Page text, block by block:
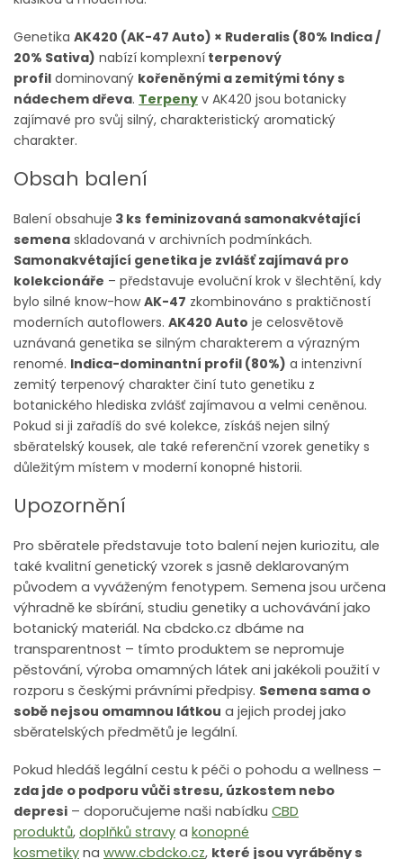
Genetika AK420 (AK-47 Auto) × Ruderalis (80% Indica /
20% Sativa) nabízí komplexní terpenový
profil dominovaný kořeněnými a zemitými tóny s
nádechem dřeva. Terpeny v AK420 jsou botanicky
zajímavé pro svůj silný, charakteristický aromatický
charakter.
Obsah balení
Balení obsahuje 3 ks feminizovaná samonakvétající
semena skladovaná v archivních podmínkách.
Samonakvétající genetika je zvlášť zajímavá pro
kolekcionáře – představuje evoluční krok v šlechtění, kdy
bylo silné know-howAK-47 zkombinováno s praktičností
moderních autoflowers. AK420 Auto je celosvětově
uznávaná genetika se silným charakterem a výrazným
renomé. Indica-dominantní profil (80%) a intenzivní
zemitý terpenový charakter činí tuto genetiku z
botanického hlediska zvlášť zajímavou a velmi ceněnou.
Pokud si ji zařadíš do své kolekce, získáš nejen silný
sběratelský kousek, ale také referenční vzorek genetiky s
důležitým místem v moderní konopné historii.
Upozornění
Pro sběratele představuje toto balení nejen kuriozitu, ale
také kvalitní genetický vzorek s jasně deklarovaným
původem a vyváženým fenotypem. Semena jsou určena
výhradně ke sbírání, studiu genetiky a uchovávání jako
botanický materiál. Na cbdcko.cz dbáme na
transparentnost – tímto produktem se nepromuje
pěstování, výroba omamných látek ani jakékoli použití v
rozporu s českými právními předpisy. Semena sama o
sobě nejsou omamnou látkou a jejich prodej jako
sběratelských předmětů je legální.
Pokud hledáš legální cestu k péči o pohodu a wellness –
zda jde o podporu vůči stresu, úzkostem nebo
depresi – doporučujeme naši nabídku CBD
produktů, doplňků stravy a konopné
kosmetiky na www.cbdcko.cz, které jsou vyráběny s